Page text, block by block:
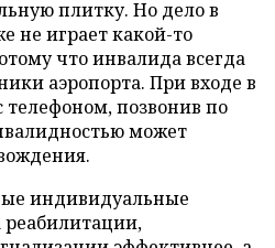
плитку. Но дело в
не играет какой-то
что инвалида всегда
аэропорта. При входе в
телефоном, позвонив по
может
индивидуальные
реабилитации,